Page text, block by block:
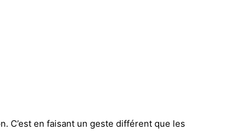
C’est en faisant un geste différent que les